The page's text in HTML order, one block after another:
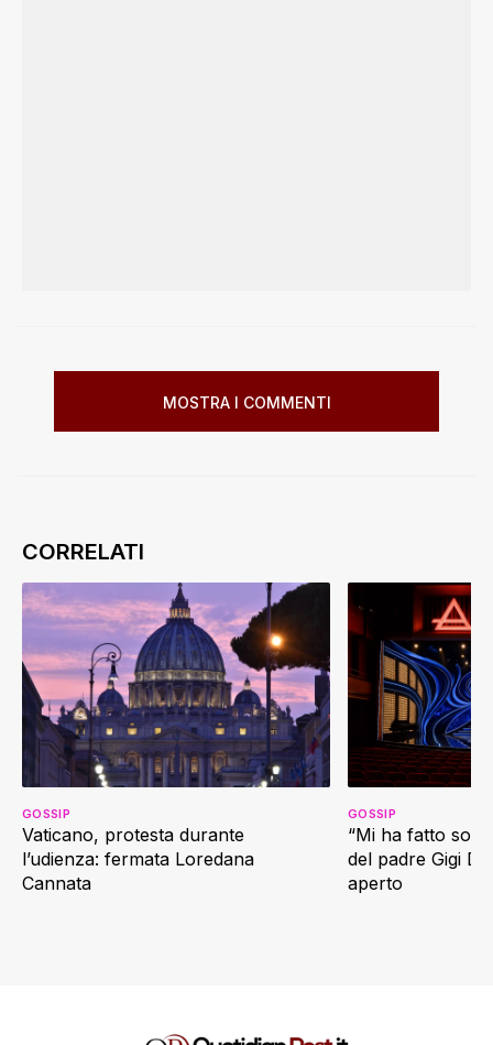
MOSTRA I COMMENTI
Vaticano, protesta durante
l’udienza: fermata Loredana
Cannata
GOSSIP
“Mi ha fatto
del padre Gigi
aperto
GOSSIP